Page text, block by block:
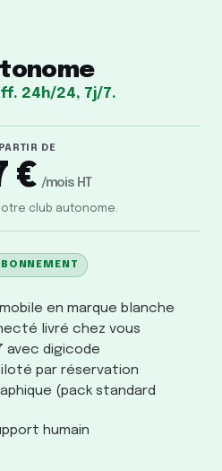
24h/24, 7j/7.
DE
€ /mois HT
club autonome.
en marque blanche
livré chez vous
avec digicode
par réservation
(pack standard
humain